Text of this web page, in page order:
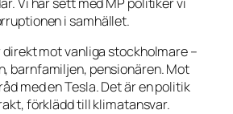
i samhället.
mot vanliga stockholmare –
barnfamiljen, pensionären. Mot
med en Tesla. Det är en politik
förklädd till klimatansvar.